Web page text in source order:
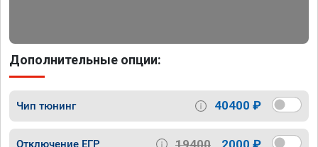
Дополнительные опции:
Чип тюнинг 40400 ₽
Отключение ЕГР 19400 2000 ₽